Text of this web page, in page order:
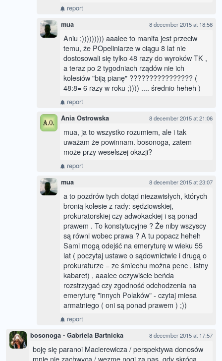
report
mua 8 december 2015 at 18:56
Aniu ;))))))))) aaalee to manifa jest przeciw
temu, że POpeliniarze w ciągu 8 lat nie
dostosowali się tylko 48 razy do wyroków TK ,
a teraz po 2 tygodniach rządów nie ich
kolesiów "biją pianę" ???????????????? (
48:8= 6 razy w roku ;)))) .... średnio heheh )
report
Ania Ostrowska 8 december 2015 at 21:06
mua, ja to wszystko rozumiem, ale i tak
uważam że powinnam. bosonoga, zatem
może przy weselszej okazji?
report
mua 8 december 2015 at 23:07
a to pozdrów tych dotąd niezawisłych, których
bronią kolesie z rady: sędziowskiej,
prokuratorskiej czy adwokackiej i są ponad
prawem . To konstytucyjne ? Że niby wszyscy
są równi wobec prawa ? A tu popacz heheh
Sami mogą odejść na emeryturę w wieku 55
lat ( poczytaj ustawe o sądownictwie i drugą o
prokuraturze = ze śmiechu można penc , istny
kabaret) , aaalee oczywiście beńda
rozstrzygać czy zgodność odchodzenia na
emeryturę "innych Polaków" - czytaj miesa
armatniego ( oni są ponad prawem ) ;))
report
bosonoga - Gabriela Bartnicka 8 december 2015 at 17:57
boję się paranoi Macierewicza / perspektywa donosów
mnie nie zachwyca / wezmę nogi za pas, gdy skrócą